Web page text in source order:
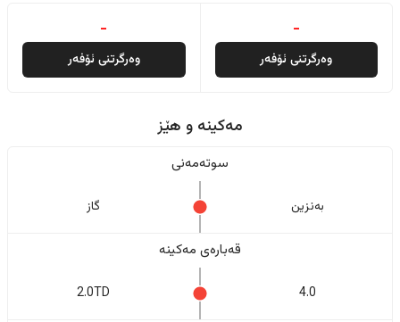
-
وەرگرتنی ئۆفەر
-
وەرگرتنی ئۆفەر
مەکینە و هێز
سوتەمەنی
بەنزین گاز
قەبارەی مەکینە
4.0
2.0TD